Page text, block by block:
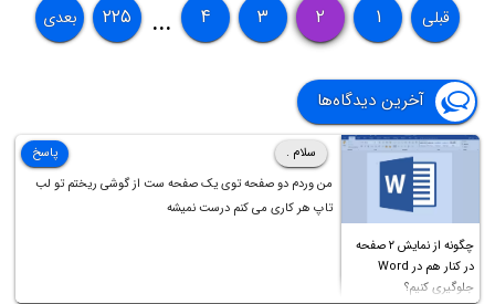
قبلی ۱ ۲ ۳ ۴ ... ۲۲۵ بعدی
آخرین دیدگاه‌ها
چگونه از نمایش ۲ صفحه
در کنار هم در Word
جلوگیری کنیم؟
سلام .
من وردم دو صفحه توی یک صفحه ست از گوشی ریختم تو لب
تاپ هر کاری می کنم درست نمیشه
پاسخ